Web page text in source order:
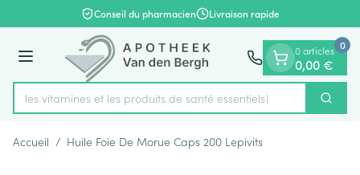
Aller au contenu
1 de 1Conseil du pharmacien Livraison rapide
Menu
Rechercher
les vitamines et les produits de santé essentiels
0 articles
0,00 €
0
Accueil / Huile Foie De Morue Caps 200 Lepivits